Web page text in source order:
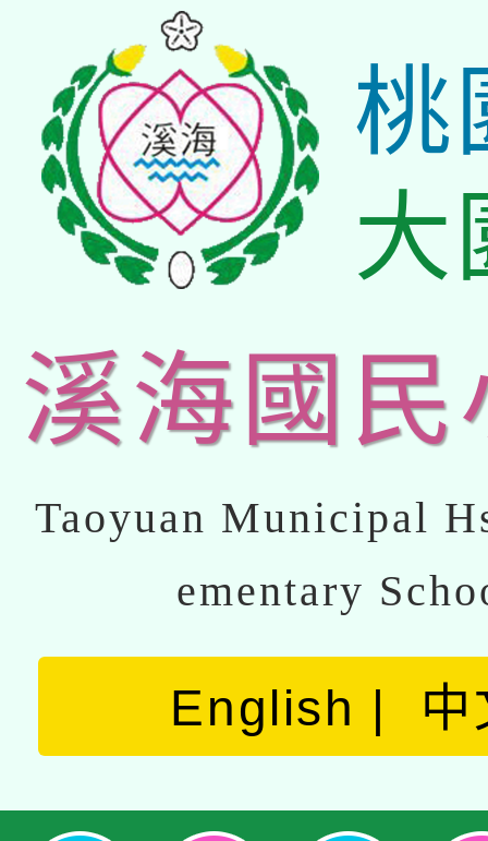
桃
大
溪海國民
Taoyuan Municipal
ementary
English 中